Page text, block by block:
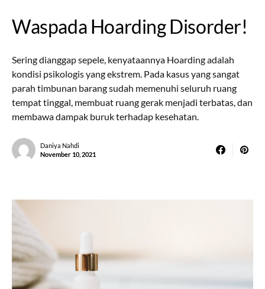
Waspada Hoarding Disorder!
Sering dianggap sepele, kenyataannya Hoarding adalah
kondisi psikologis yang ekstrem. Pada kasus yang sangat
parah timbunan barang sudah memenuhi seluruh ruang
tempat tinggal, membuat ruang gerak menjadi terbatas, dan
membawa dampak buruk terhadap kesehatan.
Daniya Nahdi
November 10, 2021